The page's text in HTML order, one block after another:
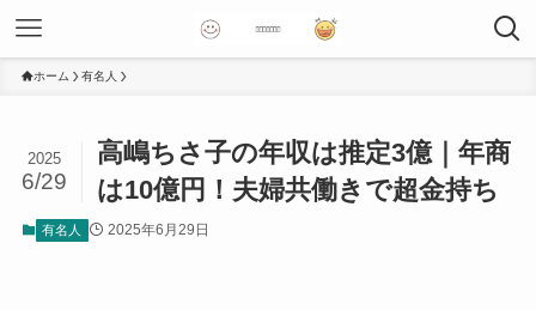
ホーム 有名人
高嶋ちさ子の年収は推定3億｜年商
は10億円！夫婦共働きで超金持ち
2025
6/29
有名人 2025年6月29日